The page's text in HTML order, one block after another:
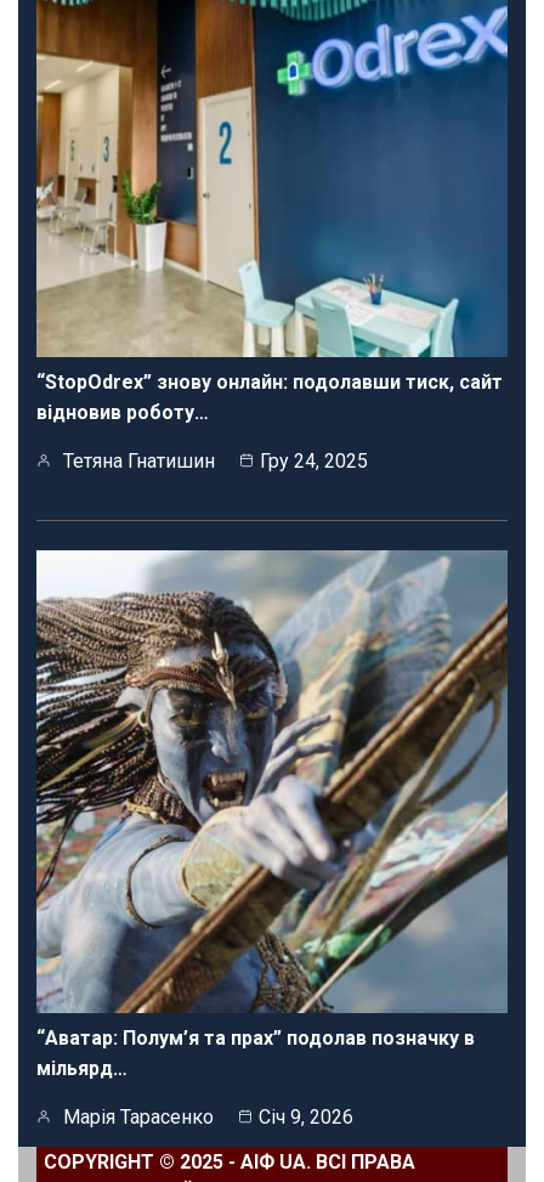
“StopOdrex” знову онлайн: подолавши тиск, сайт
відновив роботу…
Тетяна Гнатишин Гру 24, 2025
“Аватар: Полум’я та прах” подолав позначку в
мільярд…
Марія Тарасенко
Січ 9, 2026
COPYRIGHT © 2025 - АІФ UA. ВСІ ПРАВА